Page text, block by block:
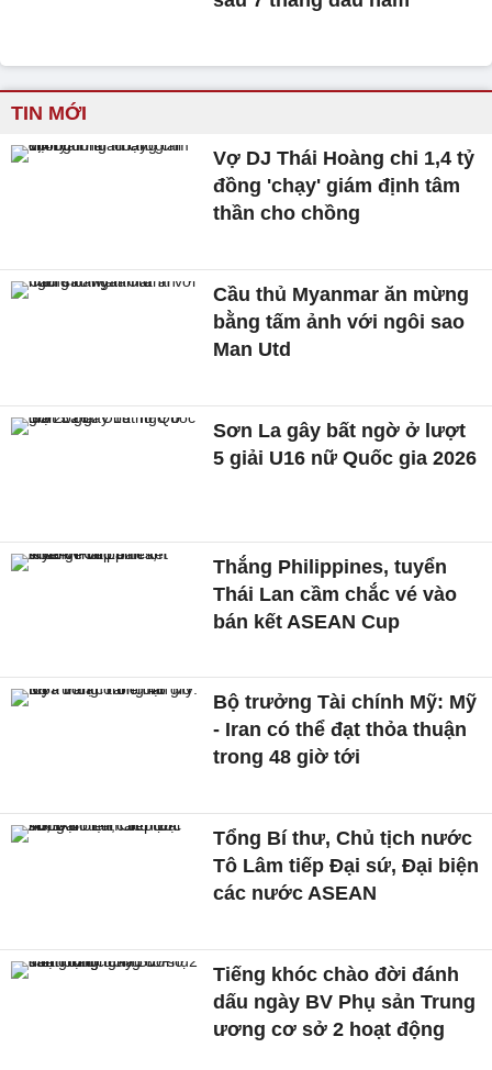
TIN MỚI
Vợ DJ Thái Hoàng chi 1,4 tỷ
đồng 'chạy' giám định tâm
thần cho chồng
Cầu thủ Myanmar ăn mừng
bằng tấm ảnh với ngôi sao
Man Utd
Sơn La gây bất ngờ ở lượt
5 giải U16 nữ Quốc gia 2026
Thắng Philippines, tuyển
Thái Lan cầm chắc vé vào
bán kết ASEAN Cup
Bộ trưởng Tài chính Mỹ: Mỹ
- Iran có thể đạt thỏa thuận
trong 48 giờ tới
Tổng Bí thư, Chủ tịch nước
Tô Lâm tiếp Đại sứ, Đại biện
các nước ASEAN
Tiếng khóc chào đời đánh
dấu ngày BV Phụ sản Trung
ương cơ sở 2 hoạt động